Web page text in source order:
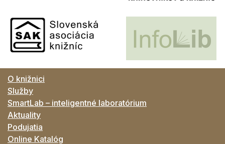
O knižnici
Služby
SmartLab – inteligentné laboratórium
Aktuality
Podujatia
Online Katalóg